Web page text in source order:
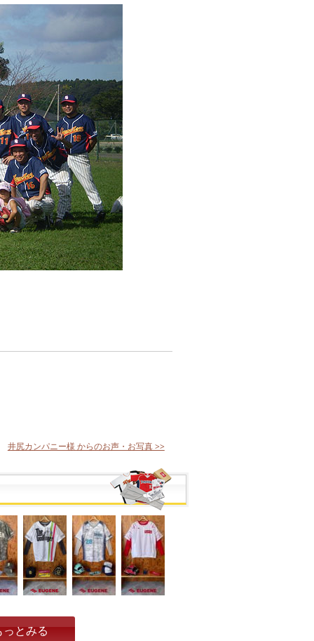
井尻カンパニー様 からのお声・お写真 >>
とみる